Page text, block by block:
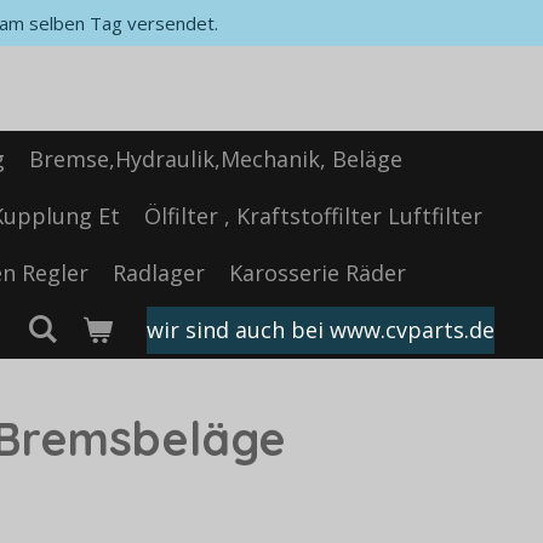
selben Tag versendet.
Bremse,Hydraulik,Mechanik, Beläge
Et
Ölfilter , Kraftstoffilter Luftfilter
Regler
Radlager
Karosserie Räder
wir sind auch bei www.cvparts.de